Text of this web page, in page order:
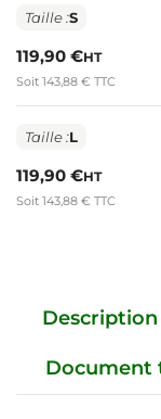
Taille :S
119,90 €HT
Soit 143,88 € TTC
Taille :L
119,90 €HT
Soit 143,88 € TTC
Description
Document